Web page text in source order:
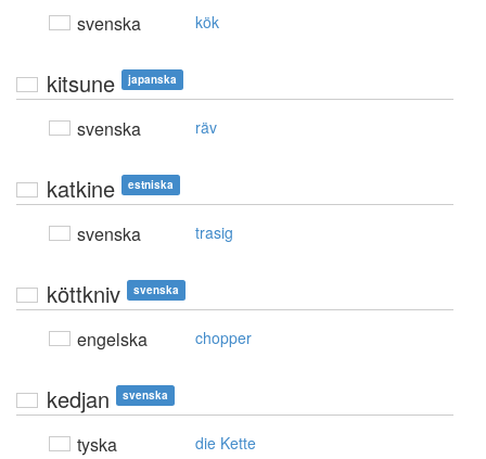
svenska kök
kitsune japanska
svenska räv
katkine estniska
svenska trasig
köttkniv svenska
engelska chopper
kedjan svenska
tyska die Kette